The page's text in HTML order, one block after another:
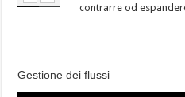
contrarre od
Gestione dei flussi